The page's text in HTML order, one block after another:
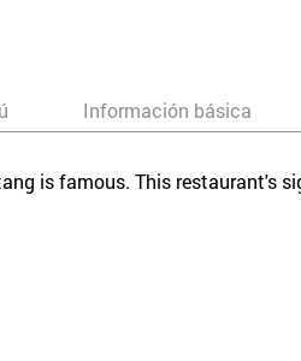
Información básica
is famous. This restaurant's